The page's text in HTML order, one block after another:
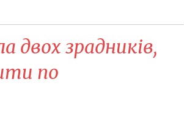
двох зрадників,
по